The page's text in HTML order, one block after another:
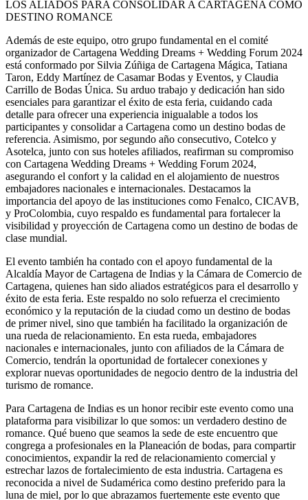
LOS ALIADOS PARA CONSOLIDAR A CARTAGENA COMO
DESTINO ROMANCE
Además de este equipo, otro grupo fundamental en el comité
organizador de Cartagena Wedding Dreams + Wedding Forum 2024
está conformado por Silvia Zúñiga de Cartagena Mágica, Tatiana
Taron, Eddy Martínez de Casamar Bodas y Eventos, y Claudia
Carrillo de Bodas Única. Su arduo trabajo y dedicación han sido
esenciales para garantizar el éxito de esta feria, cuidando cada
detalle para ofrecer una experiencia inigualable a todos los
participantes y consolidar a Cartagena como un destino bodas de
referencia. Asimismo, por segundo año consecutivo, Cotelco y
Asotelca, junto con sus hoteles afiliados, reafirman su compromiso
con Cartagena Wedding Dreams + Wedding Forum 2024,
asegurando el confort y la calidad en el alojamiento de nuestros
embajadores nacionales e internacionales. Destacamos la
importancia del apoyo de las instituciones como Fenalco, CICAVB,
y ProColombia, cuyo respaldo es fundamental para fortalecer la
visibilidad y proyección de Cartagena como un destino de bodas de
clase mundial.
El evento también ha contado con el apoyo fundamental de la
Alcaldía Mayor de Cartagena de Indias y la Cámara de Comercio de
Cartagena, quienes han sido aliados estratégicos para el desarrollo y
éxito de esta feria. Este respaldo no solo refuerza el crecimiento
económico y la reputación de la ciudad como un destino de bodas
de primer nivel, sino que también ha facilitado la organización de
una rueda de relacionamiento. En esta rueda, embajadores
nacionales e internacionales, junto con afiliados de la Cámara de
Comercio, tendrán la oportunidad de fortalecer conexiones y
explorar nuevas oportunidades de negocio dentro de la industria del
turismo de romance.
Para Cartagena de Indias es un honor recibir este evento como una
plataforma para visibilizar lo que somos: un verdadero destino de
romance. Qué bueno que seamos la sede de este encuentro que
congrega a profesionales en la Planeación de bodas, para compartir
conocimientos, expandir la red de relacionamiento comercial y
estrechar lazos de fortalecimiento de esta industria. Cartagena es
reconocida a nivel de Sudamérica como destino preferido para la
luna de miel, por lo que abrazamos fuertemente este evento que